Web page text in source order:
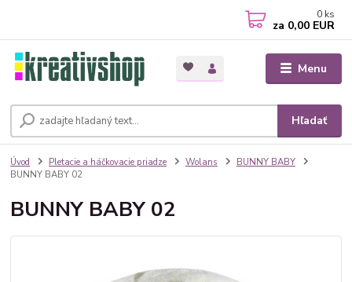
Menu
Hľadať
0 ks
za 0,00 EUR
Úvod Pletacie a háčkovacie priadze Wolans
BUNNY BABY
BUNNY BABY 02
BUNNY BABY 02